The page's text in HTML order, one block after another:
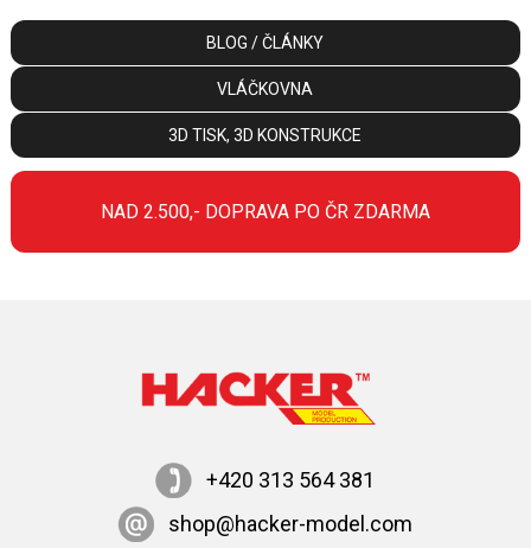
BLOG / ČLÁNKY
VLÁČKOVNA
3D TISK, 3D KONSTRUKCE
NAD 2.500,- DOPRAVA PO ČR ZDARMA
+420 313 564 381
shop@hacker-model.com